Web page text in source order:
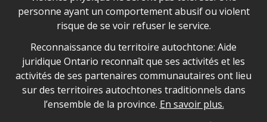
personne ayant un comportement abusif ou violent
risque de se voir refuser le service.
Legal Aid Ontario land acknowledgement
Reconnaissance du territoire autochtone: Aide
juridique Ontario reconnaît que ses activités et les
activités de ses partenaires communautaires ont lieu
sur des territoires autochtones traditionnels dans
l’ensemble de la province. En savoir plus.